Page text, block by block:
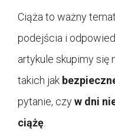
Ciąża to ważny
podejścia i
artykule skupimy się
takich jak
pytanie, czyw dni
ciążę